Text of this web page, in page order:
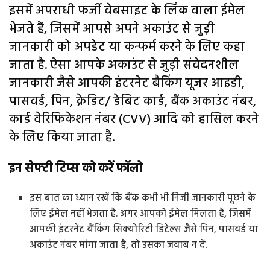
इसमें अपराधी फर्जी वेबसाइट के लिंक वाला ईमेल
भेजते हैं, जिसमें आपसे अपने अकाउंट से जुड़ी
जानकारी को अपडेट या कन्फर्म करने के लिए कहा
जाता है. ऐसा आपके अकाउंट से जुड़ी संवेदनशील
जानकारी जैसे आपकी इंटरनेट बैकिंग यूजर आइडी,
पासवर्ड, पिन, क्रेडिट/ डेबिट कार्ड, बैंक अकाउंट नंबर,
कार्ड वेरिफिकेशन नंबर (CVV) आदि को हासिल करने
के लिए किया जाता है.
इन सेफ्टी टिप्स को करें फॉलो
इस बात का ध्यान रखें कि बैंक कभी भी निजी जानकारी पूछने के
लिए ईमेल नहीं भेजता है. अगर आपको ईमेल मिलता है, जिसमें
आपकी इंटरनेट बैंकिंग सिक्योरिटी डिटेल्स जैसे पिन, पासवर्ड या
अकाउंट नंबर मांगा जाता है, तो उसका जवाब न दें.